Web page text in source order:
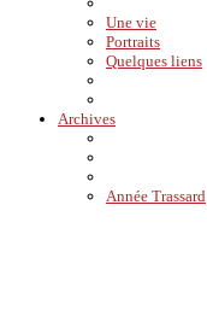
Une vie
Portraits
Quelques liens
Archives
Année Trassard